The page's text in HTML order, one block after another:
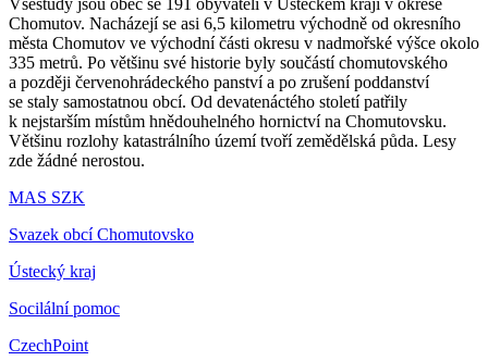
Všestudy jsou obec se 191 obyvateli v Ústeckém kraji v okrese
Chomutov. Nacházejí se asi 6,5 kilometru východně od okresního
města Chomutov ve východní části okresu v nadmořské výšce okolo
335 metrů. Po většinu své historie byly součástí chomutovského
a později červenohrádeckého panství a po zrušení poddanství
se staly samostatnou obcí. Od devatenáctého století patřily
k nejstarším místům hnědouhelného hornictví na Chomutovsku.
Většinu rozlohy katastrálního území tvoří zemědělská půda. Lesy
zde žádné nerostou.
MAS SZK
Svazek obcí Chomutovsko
Ústecký kraj
Socilální pomoc
CzechPoint